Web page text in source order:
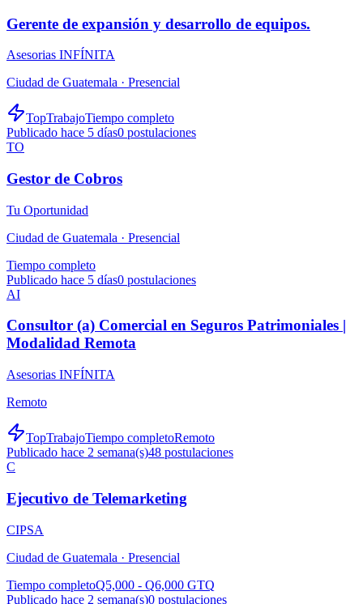
Gerente de expansión y desarrollo de equipos.
Asesorias INFÍNITA
Ciudad de Guatemala · Presencial
TopTrabajoTiempo completo
Publicado hace 5 días0 postulaciones
TO
Gestor de Cobros
Tu Oportunidad
Ciudad de Guatemala · Presencial
Tiempo completo
Publicado hace 5 días0 postulaciones
AI
Consultor (a) Comercial en Seguros Patrimoniales |
Modalidad Remota
Asesorias INFÍNITA
Remoto
TopTrabajoTiempo completoRemoto
Publicado hace 2 semana(s)48 postulaciones
C
Ejecutivo de Telemarketing
CIPSA
Ciudad de Guatemala · Presencial
Tiempo completoQ5,000 - Q6,000 GTQ
Publicado hace 2 semana(s)0 postulaciones